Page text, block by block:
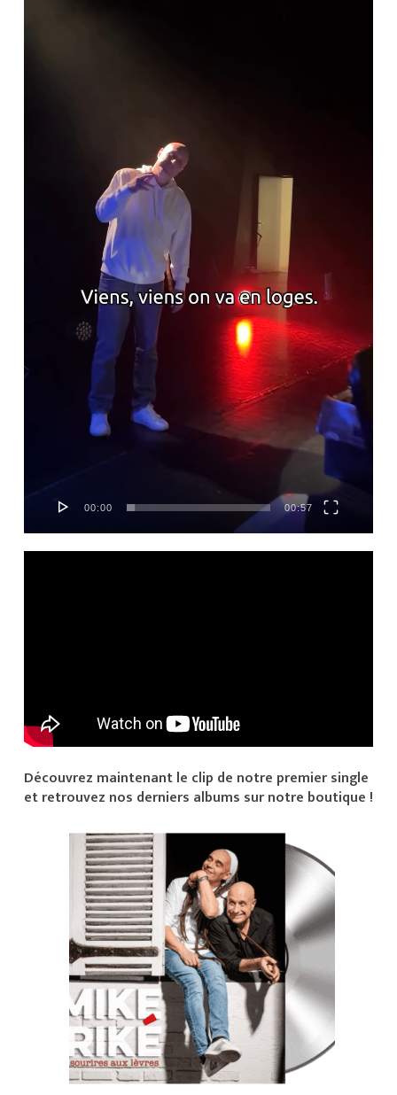
00:00 00:57
Découvrez maintenant le clip de notre premier single
et retrouvez nos derniers albums sur notre boutique !